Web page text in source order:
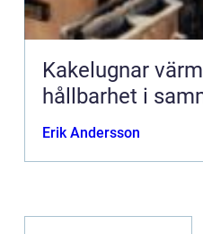
Kakelugnar värme, hantverk och
hållbarhet i
Erik Andersson